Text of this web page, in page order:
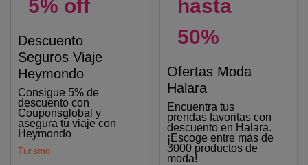
5% off
Descuento
Seguros Viaje
Heymondo
Consigue 5% de
descuento con
Couponsglobal y
asegura tu viaje con
Heymondo
Turismo
hasta
50%
Ofertas Moda
Halara
Encuentra tus
prendas favoritas con
descuento en Halara.
¡Escoge entre más de
3000 productos de
moda!